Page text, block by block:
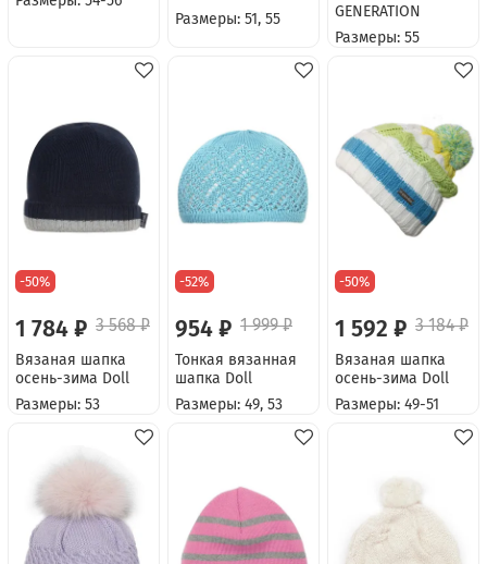
Размеры: 51, 55
GENERATION
Размеры: 55
-50%
1 784 ₽ 3 568 ₽
Вязаная шапка
осень-зима Doll
Размеры: 53
-52%
954 ₽ 1 999 ₽
Тонкая вязанная
шапка Doll
Размеры: 49, 53
-50%
1 592 ₽ 3 184 ₽
Вязаная шапка
осень-зима Doll
Размеры: 49-51